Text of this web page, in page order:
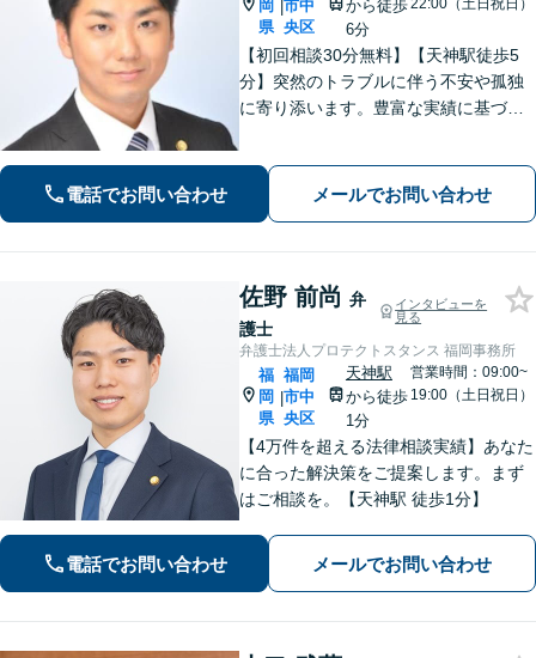
岡
県
市中
央区
から徒歩
6分
22:00（土日祝日）
【初回相談30分無料】【天神駅徒歩5
分】突然のトラブルに伴う不安や孤独
に寄り添います。豊富な実績に基づく
の相談から培った確かな交渉力であな
たを守り抜きます。【LINE予約可】
電話でお問い合わせ メールでお問い合わせ
佐野 前尚 弁
護士
インタビューを
見る
弁護士法人プロテクトスタンス 福岡事務所
福
岡
県
|
福岡
市中
央区
天神駅
から徒歩
1分
営業時間：09:00~
19:00（土日祝日）
【4万件を超える法律相談実績】あなた
に合った解決策をご提案します。まず
はご相談を。【天神駅 徒歩1分】
電話でお問い合わせ メールでお問い合わせ